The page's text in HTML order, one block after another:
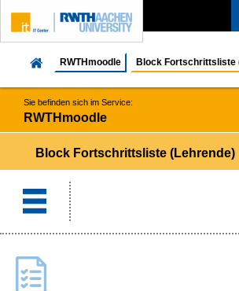
ZUM INHALTSBEREICH
ZUR HAUPTNAVIGATION
ZUR SUCHE
RWTHmoodle Block Fortschrittsliste
Sie befinden sich im Service:
RWTHmoodle
Block Fortschrittsliste (Lehrende)